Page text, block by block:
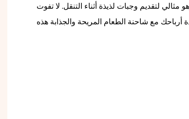
مثالي لتقديم وجبات لذيذة أثناء التنقل. لا تفوت